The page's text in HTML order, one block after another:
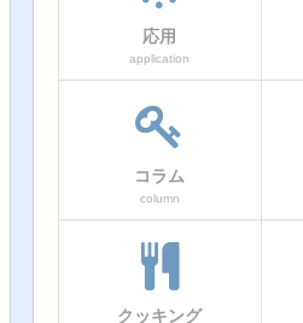
応用
application
コラム
column
クッキング